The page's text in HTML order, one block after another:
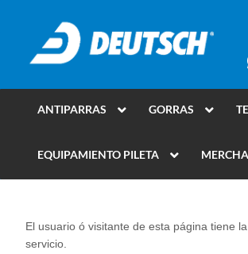
ANTIPARRAS GORRAS
EQUIPAMIENTO PILETA
El usuario ó visitante de esta página tiene
servicio.